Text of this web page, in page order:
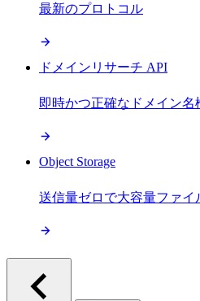
最新のプロトコル
ドメインリサーチ API
即時かつ正確なドメイン名
Object Storage
送信量ゼロで大容量ファ